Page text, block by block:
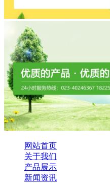
网站首页
关于我们
产品展示
新闻资讯